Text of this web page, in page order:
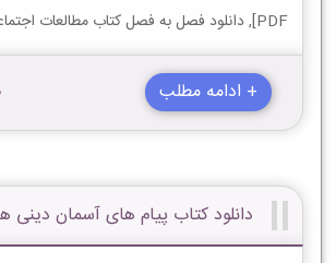
PDF], دانلود فصل به فصل کتاب مطالعات اجتماعی پایه هفتم
+ ادامه مطلب
دانلود کتاب پیام های آسمان دینی